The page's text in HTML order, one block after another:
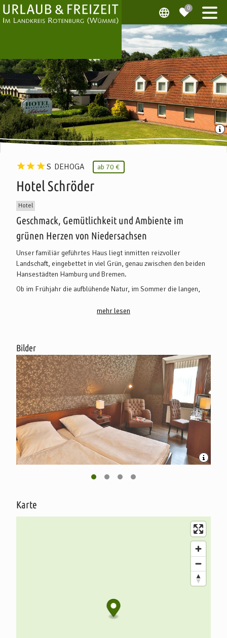
S DEHOGA ab 70 €
Hotel Schröder
Hotel
Geschmack, Gemütlichkeit und Ambiente im
grünen Herzen von Niedersachsen
Unser familiär geführtes Haus liegt inmitten reizvoller
Landschaft, eingebettet in viel Grün, genau zwischen den beiden
Hansestädten Hamburg und Bremen.
Ob im Frühjahr die aufblühende Natur, im Sommer die langen,
im Herbst oder die klaren weiten Aussichten im Winter -
ehemaligen Wassermühle zum Wandern und Walken ein. Der
Rundwanderweg NORDPFAD Kuhbach-Oste beginnt direkt
hinterm Hotel. Auch Radfahrer kommen auf ihre Kosten.
Erkunden Sie die Region auf dem gut ausgeschilderten
Radwegenetz oder fahren Sie auf dem Radfernweg Hamburg-
Bremen in die jeweilige Hansestadt.
Wir bieten Ihnen alles, was man von einem modernen Hotel
erwarten kann:
38 schöne und behagliche, individuelle gestaltete und
eingerichtete Zimmer
ein Restaurant mit einer regionalen und modernen
mehr lesen
Bilder
Karte